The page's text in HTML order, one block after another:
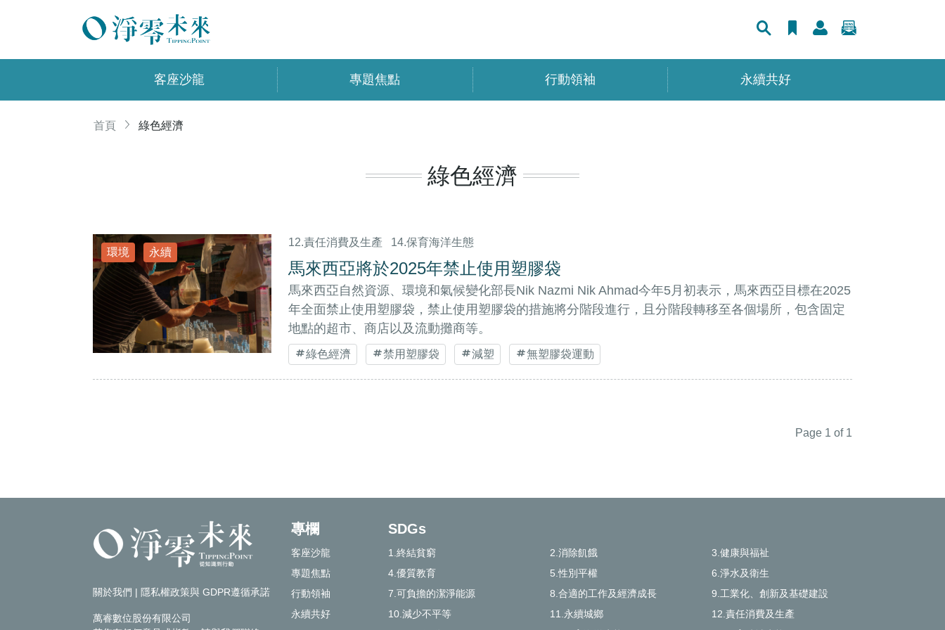
客座沙龍 專題焦點 行動領袖 永續共好
首頁 綠色經濟
綠色經濟
環境 永續
12.責任消費及生產 14.保育海洋生態
馬來西亞將於2025年禁止使用塑膠袋
馬來西亞自然資源、環境和氣候變化部長Nik Nazmi Nik Ahmad今年5月初表示，馬來西亞目標在2025
年全面禁止使用塑膠袋，禁止使用塑膠袋的措施將分階段進行，且分階段轉移至各個場所，包含固定
地點的超市、商店以及流動攤商等。
綠色經濟 禁用塑膠袋 減塑 無塑膠袋運動
Page 1 of 1
關於我們 | 隱私權政策與 GDPR遵循承諾
萬睿數位股份有限公司
專欄
客座沙龍
專題焦點
行動領袖
永續共好
SDGs
1.終結貧窮 2.消除飢餓
3.健康與福祉
4.優質教育
5.性別平權
6.淨水及衛生
7.可負擔的潔淨能源
8.合適的工作及經濟成長
9.工業化、創新及基礎建設
10.減少不平等
11.永續城鄉
12.責任消費及生產